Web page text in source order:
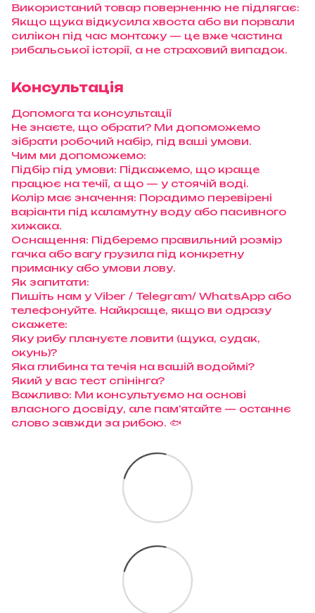
Використаний товар поверненню не підлягає:
Якщо щука відкусила хвоста або ви порвали
силікон під час монтажу — це вже частина
рибальської історії, а не страховий випадок.
Консультація
Допомога та консультації
Не знаєте, що обрати? Ми допоможемо
зібрати робочий набір, під ваші умови.
Чим ми допоможемо:
Підбір під умови: Підкажемо, що краще
працює на течії, а що — у стоячій воді.
Колір має значення: Порадимо перевірені
варіанти під каламутну воду або пасивного
хижака.
Оснащення: Підберемо правильний розмір
гачка або вагу грузила під конкретну
приманку або умови лову.
Як запитати:
Пишіть нам у Viber / Telegram/ WhatsApp або
телефонуйте. Найкраще, якщо ви одразу
скажете:
Яку рибу плануєте ловити (щука, судак,
окунь)?
Яка глибина та течія на вашій водоймі?
Який у вас тест спінінга?
Важливо: Ми консультуємо на основі
власного досвіду, але пам’ятайте — останнє
слово завжди за рибою. 🐟